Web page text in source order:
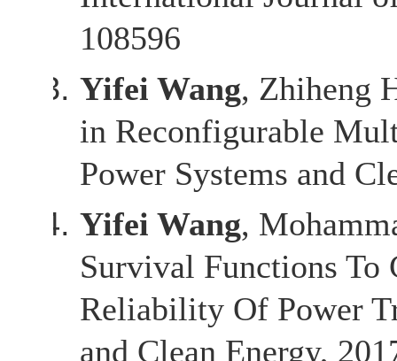
108596
Yifei Wang, Zhiheng
in Reconfigurable
Power Systems and
Yifei Wang,
Survival Functions To
Reliability Of Power
and Clean Energy,